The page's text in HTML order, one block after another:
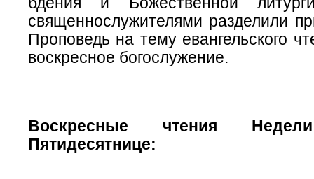
священнослужителями разделили
Проповедь на тему евангельского
воскресное богослужение.
Воскресные чтения
Пятидесятнице: